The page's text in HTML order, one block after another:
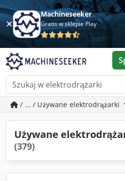
Machineseeker
Gratis w sklepie Play
/ ... / Używane elektrodrążarki
Używane
(379)